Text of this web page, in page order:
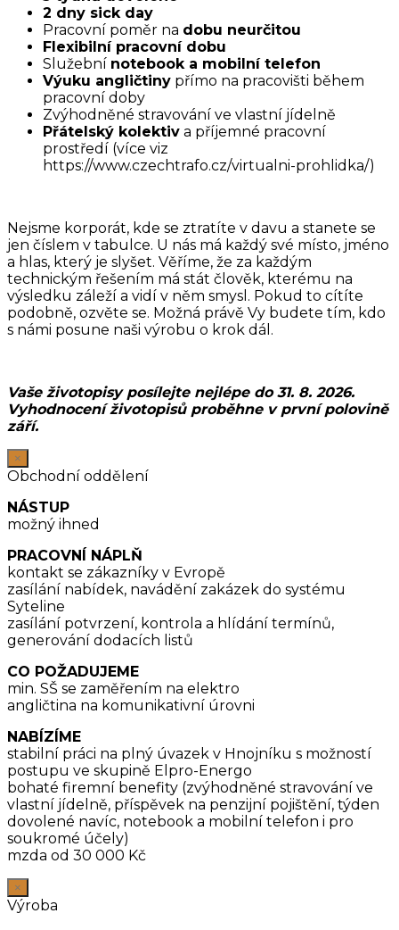
2 dny sick day
Pracovní poměr na dobu neurčitou
Flexibilní pracovní dobu
Služební notebook a mobilní telefon
Výuku angličtiny přímo na pracovišti během
pracovní doby
Zvýhodněné stravování ve vlastní jídelně
Přátelský kolektiv a příjemné pracovní
prostředí (více viz
https://www.czechtrafo.cz/virtualni-prohlidka/)
Nejsme korporát, kde se ztratíte v davu a stanete se
jen číslem v tabulce. U nás má každý své místo, jméno
a hlas, který je slyšet. Věříme, že za každým
technickým řešením má stát člověk, kterému na
výsledku záleží a vidí v něm smysl. Pokud to cítíte
podobně, ozvěte se. Možná právě Vy budete tím, kdo
s námi posune naši výrobu o krok dál.
Vaše životopisy posílejte nejlépe do 31. 8. 2026.
Vyhodnocení životopisů proběhne v první polovině
září.
×
Obchodní oddělení
NÁSTUP
možný ihned
PRACOVNÍ NÁPLŇ
kontakt se zákazníky v Evropě
zasílání nabídek, navádění zakázek do systému
Syteline
zasílání potvrzení, kontrola a hlídání termínů,
generování dodacích listů
CO POŽADUJEME
min. SŠ se zaměřením na elektro
angličtina na komunikativní úrovni
NABÍZÍME
stabilní práci na plný úvazek v Hnojníku s možností
postupu ve skupině Elpro-Energo
bohaté firemní benefity (zvýhodněné stravování ve
vlastní jídelně, příspěvek na penzijní pojištění, týden
dovolené navíc, notebook a mobilní telefon i pro
soukromé účely)
mzda od 30 000 Kč
×
Výroba